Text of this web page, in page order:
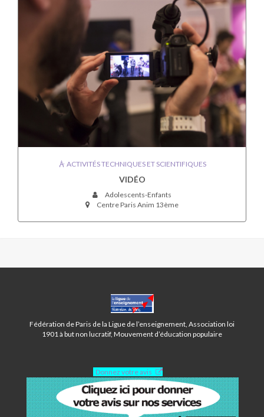
ACTIVITÉS TECHNIQUES ET SCIENTIFIQUES
VIDÉO
Adolescents-Enfants
Centre Paris Anim 13ème
CENTRE
BAUDRICOURT-
PARIS
13ÈME
Fédération de Paris de la Ligue de l’enseignement, Association loi
1901 à but non lucratif, Mouvement d’éducation populaire
Donnez votre avis